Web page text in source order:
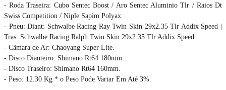
- Roda Traseira: Cubo Sentec Boost / Aro Sentec Aluminio Tlr / Raios Dt
Swiss Competition / Niple Sapim Polyax.
- Pneu: Diant: Schwalbe Racing Ray Twin Skin 29x2.35 Tlr Addix Speed |
Tras: Schwalbe Racing Ralph Twin Skin 29x2.35 Tlr Addix Speed.
- Câmara de Ar: Chaoyang Super Lite.
- Disco Dianteiro: Shimano Rt64 180mm.
- Disco Traseiro: Shimano Rt64 160mm.
- Peso: 12.30 Kg * o Peso Pode Variar Em Até 3%.